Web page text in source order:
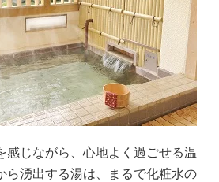
感じながら、心地よく過ごせる温
ら湧出する湯は、まるで化粧水の